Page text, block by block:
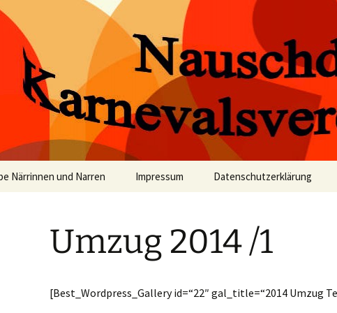
Karnevalsverein e.V.
Närrinnen und Narren Impressum Datenschutzerklärung
Umzug 2014 /1
[Best_Wordpress_Gallery id=“22″ gal_title=“2014 Umzug